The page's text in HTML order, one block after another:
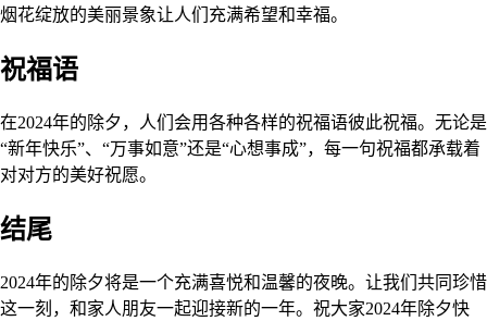
烟花绽放的美丽景象让人们充满希望和幸福。
祝福语
在2024年的除夕，人们会用各种各样的祝福语彼此祝福。无论是
“新年快乐”、“万事如意”还是“心想事成”，每一句祝福都承载着
对对方的美好祝愿。
结尾
2024年的除夕将是一个充满喜悦和温馨的夜晚。让我们共同珍惜
这一刻，和家人朋友一起迎接新的一年。祝大家2024年除夕快